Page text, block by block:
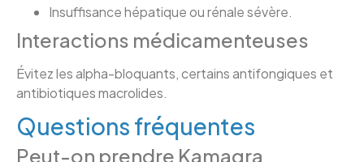
Insuffisance hépatique ou rénale sévère.
Interactions médicamenteuses
Évitez les alpha-bloquants, certains antifongiques et
antibiotiques macrolides.
Questions fréquentes
Peut-on prendre Kamagra